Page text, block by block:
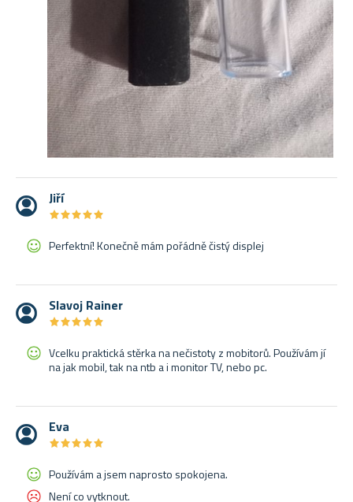
Jiří
★★★★★
★★★★★
Perfektní! Konečně mám pořádně čistý displej
Slavoj Rainer
★★★★★
★★★★★
Vcelku praktická stěrka na nečistoty z mobitorů. Používám jí
na jak mobil, tak na ntb a i monitor TV, nebo pc.
Eva
★★★★★
★★★★★
Používám a jsem naprosto spokojena.
Není co vytknout.